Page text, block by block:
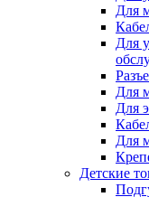
Для
Для
Для
Для
Для
Детские